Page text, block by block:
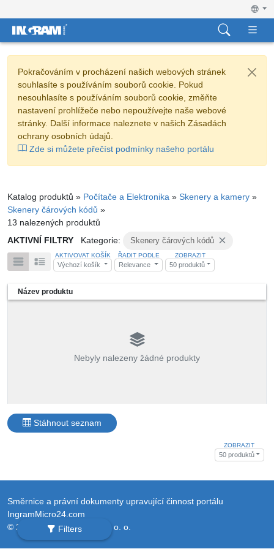
Pokračováním v procházení našich webových stránek
souhlasíte s používáním souborů cookie. Pokud
nesouhlasíte s používáním souborů cookie, změňte
nastavení prohlížeče nebo nepoužívejte naše webové
stránky. Další informace naleznete v našich Zásadách
ochrany osobních údajů.
Zde si můžete přečíst podmínky našeho portálu
Katalog produktů » Počítače a Elektronika » Skenery a kamery »
Skenery čárových kódů »
13 nalezených produktů
AKTIVNÍ FILTRY
Kategorie: Skenery čárových kódů
AKTIVOVAT KOŠÍK
Výchozí košík
ŘADIT PODLE
Relevance
ZOBRAZIT
50 produktů
Filters
Název produktu
Nebyly nalezeny žádné produkty
Stáhnout seznam
ZOBRAZIT
50 produktů
Směrnice a právní dokumenty upravující činnost portálu
IngramMicro24.com
© 2026 Ingram Micro Sp. z o. o.